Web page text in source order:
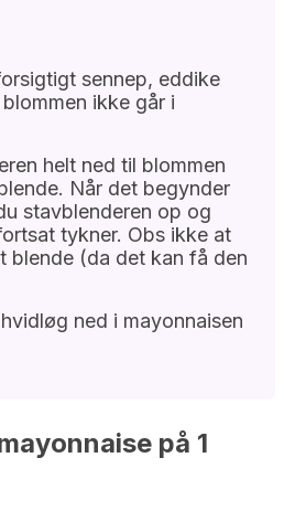
sennep, eddike
ikke går i
helt ned til blommen
Når det begynder
stavblenderen op og
tykner. Obs ikke at
blende (da det kan få den
ned i mayonnaisen
på 1